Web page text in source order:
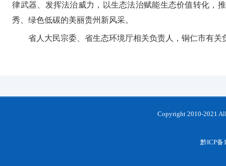
律武器、发挥法治威力，以生态法治赋能生态价值转化，
秀、绿色低碳的美丽贵州新风采。
省人大民宗委、省生态环境厅相关负责人，铜仁市有
Copyright 2010-2021
黔ICP备